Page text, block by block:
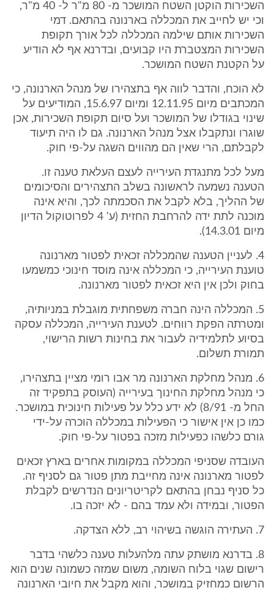
השכירות הוקטן השטח המושכר מ- 80 מ"ר ל- 40 מ"ר,
וכי יש לחייב את המכללה בארנונה בהתאם. דמי
השכירות אותם שילמה המכללה לכל אורך תקופת
השכירות המצטברת היו קבועים, ובדרנא אף לא הודיע
על הקטנת השטח המושכר.
לא הוכח, והדבר לווה אף בתצהירו של מנהל הארנונה, כי
המכתבים מיום 12.11.95 ומיום 15.6.97, המודיעים על
שינוי בגודלו של המושכר ועל סיום תקופת השכירות, אכן
שוגרו ונתקבלו אצל מנהל הארנונה. גם לו היה תיעוד
לקבלתם, הרי שאין הם מהווים השגה על-פי חוק.
מעל לכל מתנגדת העירייה לעצם העלאת טענה זו.
הטענה נשמעה לראשונה בשלב התצהירים והסיכומים
של ההליך, בלא לקבל את הסכמתה לכך, והיא אינה
מוכנה לתת ידה להרחבת החזית (ע' 4 לפרוטוקול הדיון
מיום 14.3.01).
4. לעניין הטענה שהמכללה זכאית לפטור מארנונה
טוענת העירייה, כי המכללה אינה מוסד חינוכי כמשמעו
בחוק ולכן אין היא זכאית לפטור מארנונה.
5. המכללה הינה חברה משפחתית מוגבלת במניותיה,
ומטרתה הפקת רווחים. לטענת העירייה, המכללה עסקה
בסיוע לתלמידיה לעבור את בחינות רשות הרישוי,
תמורת תשלום.
6. מנהל מחלקת הארנונה מר אבו רומי מציין בתצהירו,
כי מנהל מחלקת החינוך בעירייה (העוסק בתפקיד זה
החל מ- 8/91) לא ידע כלל על פעילות חינוכית במושכר.
כמו כן אין אישור כי הפעילות במכללה הוכרה על-ידי
גורם כלשהו כפעילות מזכה בפטור על-פי חוק.
העובדה שסניפי המכללה במקומות אחרים בארץ זכאים
לפטור מארנונה אינה מחייבת מתן פטור גם לסניף זה.
כל סניף נבחן בהתאם לקריטריונים הנדרשים לקבלת
הפטור, ובמידה ולא עמד בהם - לא יזכה בו.
7. העתירה הוגשה בשיהוי רב, ללא הצדקה.
8. בדרנא מושתק עתה מלהעלות טענה כלשהי בדבר
רישום שגוי בלוח השומה, משום שמזה כשמונה שנים הוא
הרשום כמחזיק במושכר, והוא מקבל את חיובי הארנונה